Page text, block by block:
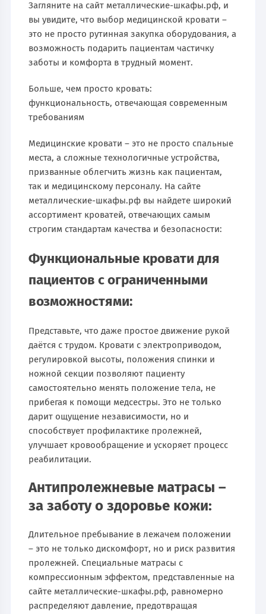
Загляните на сайт металлические-шкафы.рф, и
вы увидите, что выбор медицинской кровати –
это не просто рутинная закупка оборудования, а
возможность подарить пациентам частичку
заботы и комфорта в трудный момент.
Больше, чем просто кровать:
функциональность, отвечающая современным
требованиям
Медицинские кровати – это не просто спальные
места, а сложные технологичные устройства,
призванные облегчить жизнь как пациентам,
так и медицинскому персоналу. На сайте
металлические-шкафы.рф вы найдете широкий
ассортимент кроватей, отвечающих самым
строгим стандартам качества и безопасности:
Функциональные кровати для
пациентов с ограниченными
возможностями:
Представьте, что даже простое движение рукой
даётся с трудом. Кровати с электроприводом,
регулировкой высоты, положения спинки и
ножной секции позволяют пациенту
самостоятельно менять положение тела, не
прибегая к помощи медсестры. Это не только
дарит ощущение независимости, но и
способствует профилактике пролежней,
улучшает кровообращение и ускоряет процесс
реабилитации.
Антипролежневые матрасы –
за заботу о здоровье кожи:
Длительное пребывание в лежачем положении
– это не только дискомфорт, но и риск развития
пролежней. Специальные матрасы с
компрессионным эффектом, представленные на
сайте металлические-шкафы.рф, равномерно
распределяют давление, предотвращая